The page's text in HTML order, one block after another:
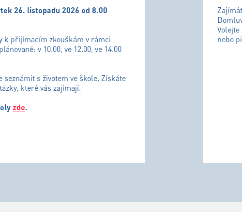
26. listopadu 2026 od 8.00
k přijímacím zkouškám v rámci
v 10.00, ve 12.00, ve 14.00
seznámit s životem ve škole. Získáte
které vás zajímají.
zde.
Volejte
nebo